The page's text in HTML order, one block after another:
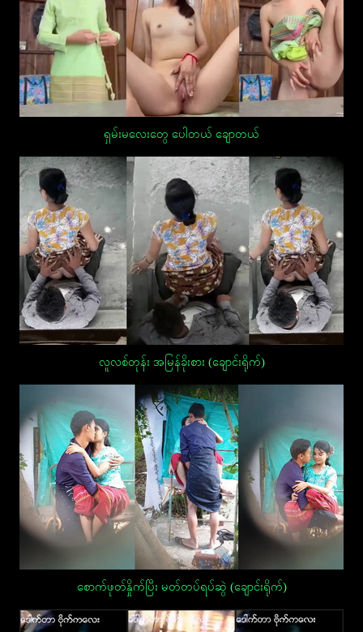
ရှမ်းမလေးတွေ ပေါတယ် ချောတယ်
လူလစ်တုန်း အမြန်ခိုးစား (ချောင်းရိုက်)
စောက်ဖုတ်နှိုက်ပြီး မတ်တပ်ရပ်ဆွဲ (ချောင်းရိုက်)